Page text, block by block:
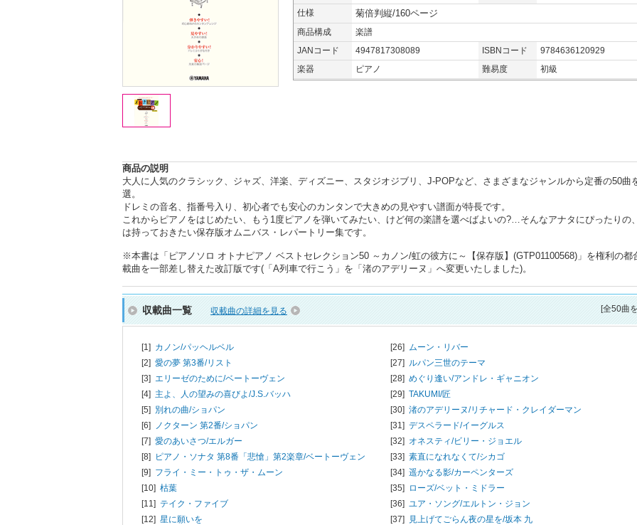
仕様
菊倍判縦/160ページ
商品構成
楽譜
JANコード
4947817308089 ISBNコード
9784636120929
楽器
ピアノ 難易度 初級
商品の説明
大人に人気のクラシック、ジャズ、洋楽、ディズニー、スタジオジブリ、J-POPなど、さまざまなジャンルから定番の50曲
選。
ドレミの音名、指番号入り、初心者でも安心のカンタンで大きめの見やすい譜面が特長です。
これからピアノをはじめたい、もう1度ピアノを弾いてみたい、けど何の楽譜を選べばよいの?…そんなアナタにぴったりの
は持っておきたい保存版オムニバス・レパートリー集です。
※本書は「ピアノソロ オトナピアノ ベストセレクション50 ～カノン/虹の彼方に～【保存版】(GTP01100568)」を権利の都
載曲を一部差し替えた改訂版です(「A列車で行こう」を「渚のアデリーヌ」へ変更いたしました)。
収載曲一覧 収載曲の詳細を見る [全50曲
[1] カノン/パッヘルベル
[2] 愛の夢 第3番/リスト
[3] エリーゼのために/ベートーヴェン
[4] 主よ、人の望みの喜びよ/J.S.バッハ
[5] 別れの曲/ショパン
[6] ノクターン 第2番/ショパン
[7] 愛のあいさつ/エルガー
[8] ピアノ・ソナタ 第8番「悲愴」第2楽章/ベートーヴェン
[9] フライ・ミー・トゥ・ザ・ムーン
[10] 枯葉
[11] テイク・ファイブ
[12] 星に願いを
[26] ムーン・リバー
[27] ルパン三世のテーマ
[28] めぐり逢い/アンドレ・ギャニオン
[29] TAKUMI/匠
[30] 渚のアデリーヌ/リチャード・クレイダーマン
[31] デスペラード/イーグルス
[32] オネスティ/ビリー・ジョエル
[33] 素直になれなくて/シカゴ
[34] 遥かなる影/カーペンターズ
[35] ローズ/ベット・ミドラー
[36] ユア・ソング/エルトン・ジョン
[37] 見上げてごらん夜の星を/坂本 九